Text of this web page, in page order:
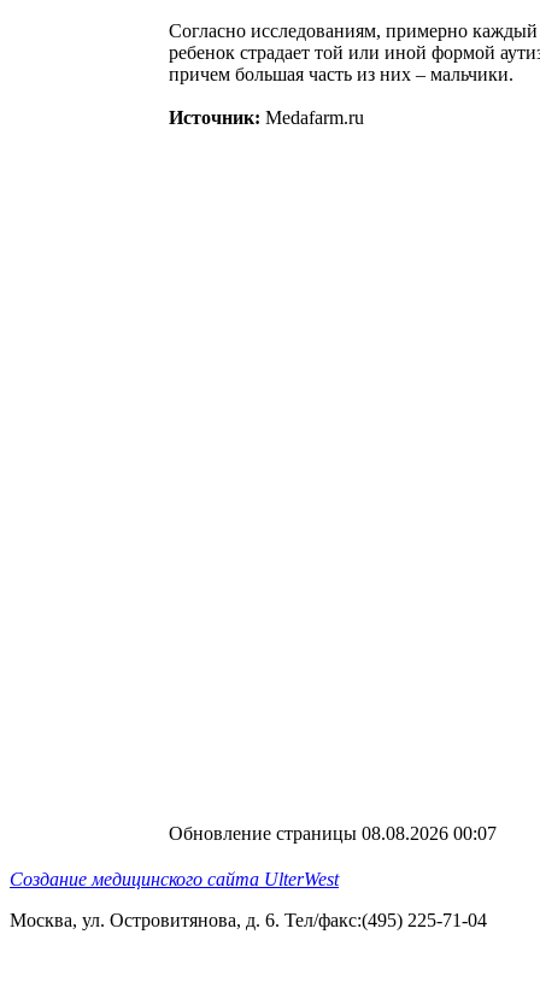
Согласно исследованиям, примерно
ребенок страдает той или иной формой
причем большая часть из них – мальчики.
Источник: Medafarm.ru
Обновление страницы 08.08.2026 00:07
Создание медицинского сайта UlterWest
Москва, ул. Островитянова, д. 6. Тел/факс:(495) 225-71-04